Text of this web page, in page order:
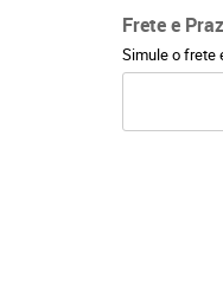
Frete e
Simule o frete